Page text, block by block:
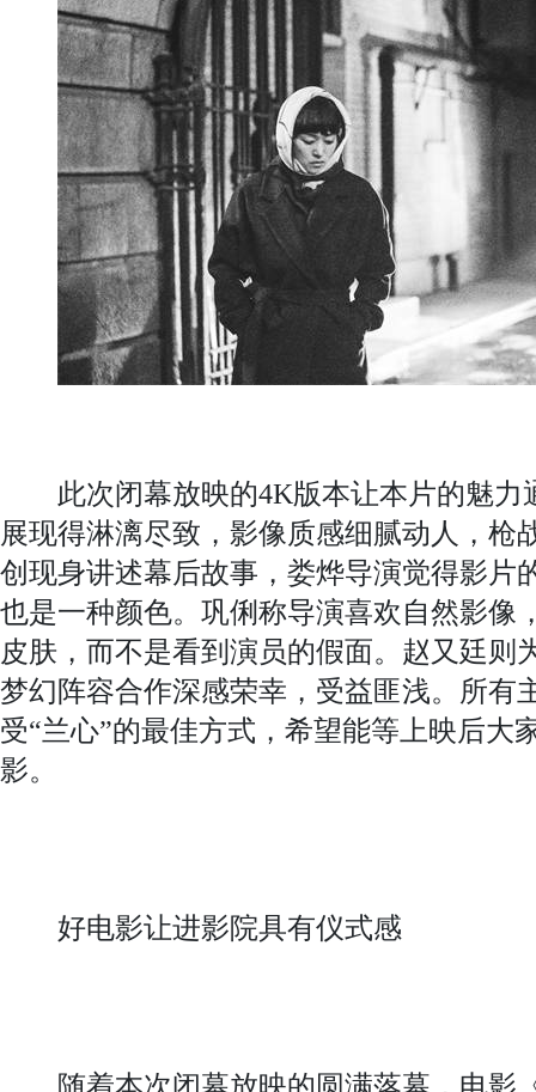
此次闭幕放映的4K版本让本片的魅力
展现得淋漓尽致，影像质感细腻动人，枪
创现身讲述幕后故事，娄烨导演觉得影片
也是一种颜色。巩俐称导演喜欢自然影像
皮肤，而不是看到演员的假面。赵又廷则
梦幻阵容合作深感荣幸，受益匪浅。所有
受“兰心”的最佳方式，希望能等上映后大
影。
好电影让进影院具有仪式感
随着本次闭幕放映的圆满落幕，电影